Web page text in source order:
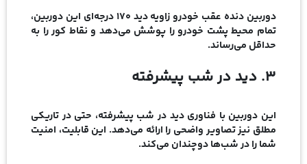
دوربین دنده عقب خودرو زاویه دید 170 درجه‌ای این دوربین،
تمام محیط پشت خودرو را پوشش می‌دهد و نقاط کور را به
حداقل می‌رساند.
3. دید در شب پیشرفته
این دوربین با فناوری دید در شب پیشرفته، حتی در تاریکی
مطلق نیز تصاویر واضحی را ارائه می‌دهد. این قابلیت، امنیت
شما را در شب‌ها دوچندان می‌کند.